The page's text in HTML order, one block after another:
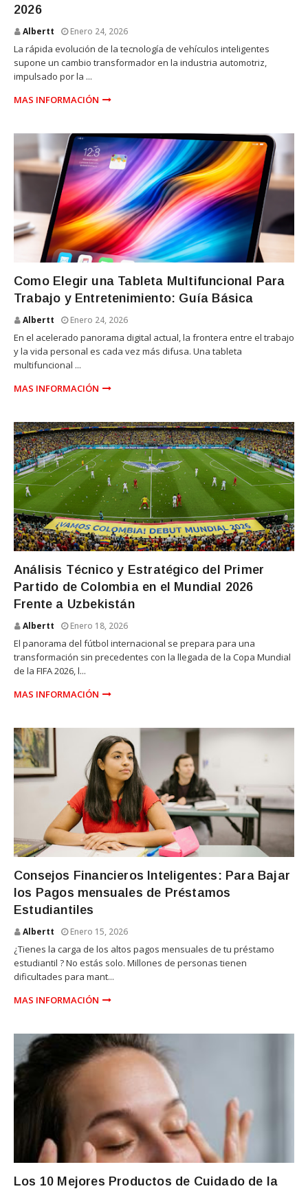
2026
Albertt Enero 24, 2026
La rápida evolución de la tecnología de vehículos inteligentes
supone un cambio transformador en la industria automotriz,
impulsado por la ...
MAS INFORMACIÓN
Como Elegir una Tableta Multifuncional Para
Trabajo y Entretenimiento: Guía Básica
Albertt Enero 24, 2026
En el acelerado panorama digital actual, la frontera entre el trabajo
y la vida personal es cada vez más difusa. Una tableta
multifuncional ...
MAS INFORMACIÓN
Análisis Técnico y Estratégico del Primer
Partido de Colombia en el Mundial 2026
Frente a Uzbekistán
Albertt Enero 18, 2026
El panorama del fútbol internacional se prepara para una
transformación sin precedentes con la llegada de la Copa Mundial
de la FIFA 2026, l...
MAS INFORMACIÓN
Consejos Financieros Inteligentes: Para Bajar
los Pagos mensuales de Préstamos
Estudiantiles
Albertt Enero 15, 2026
¿Tienes la carga de los altos pagos mensuales de tu préstamo
estudiantil ? No estás solo. Millones de personas tienen
dificultades para mant...
MAS INFORMACIÓN
Los 10 Mejores Productos de Cuidado de la